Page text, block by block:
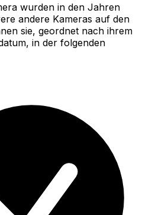
wurden in den Jahren
andere Kameras auf den
sie, geordnet nach ihrem
in der folgenden